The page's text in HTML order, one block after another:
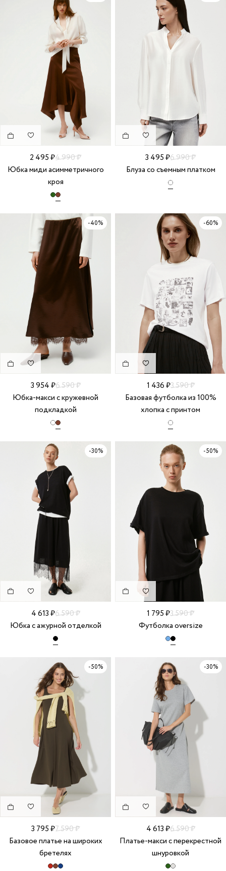
2 495 ₽4 990 ₽
Юбка миди асимметричного
кроя
3 495 ₽6 990 ₽
Блуза со съемным платком
3 954 ₽6 590 ₽
Юбка-макси с кружевной
подкладкой
-40%
1 436 ₽3 590 ₽
Базовая футболка из 100%
хлопка с принтом
-60%
4 613 ₽6 590 ₽
Юбка с ажурной отделкой
-30%
1 795 ₽3 590 ₽
Футболка oversize
-50%
3 795 ₽7 590 ₽
Базовое платье на широких
бретелях
-50%
4 613 ₽6 590 ₽
Платье-макси с перекрестной
шнуровкой
-30%